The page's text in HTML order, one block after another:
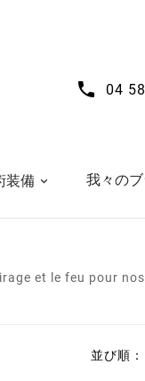
 04
装備 我々の
et le feu pour
並び順：